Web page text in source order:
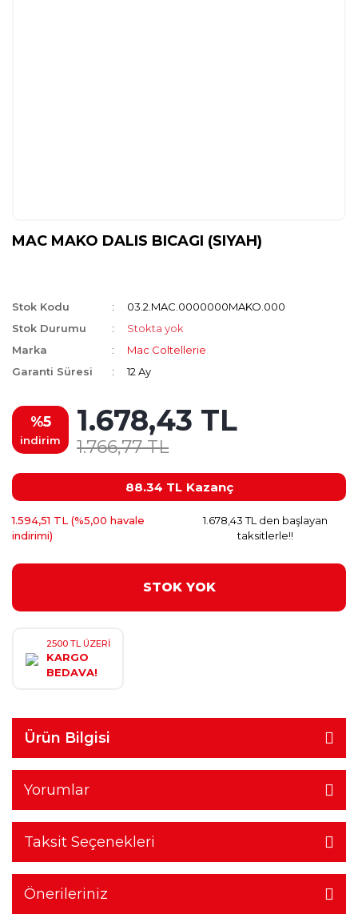
MAC MAKO DALIS BICAGI (SIYAH)
Stok Kodu
03.2.MAC.0000000MAKO.000
Stok Durumu
Stokta yok
Marka
Mac Coltellerie
Garanti Süresi
12 Ay
%5
indirim
1.678,43 TL
1.766,77 TL
88.34 TL Kazanç
1.594,51 TL (%5,00 havale
indirimi)
1.678,43 TL den başlayan
taksitlerle!!
STOK YOK
2500 TL ÜZERİ
KARGO
BEDAVA!
Ürün Bilgisi
Yorumlar
Taksit Seçenekleri
Önerileriniz